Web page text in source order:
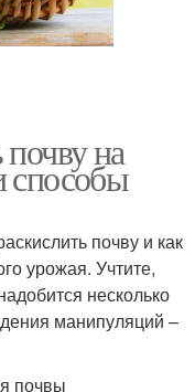
на
способы
почву и как
урожая. Учтите,
несколько
манипуляций –
почвы